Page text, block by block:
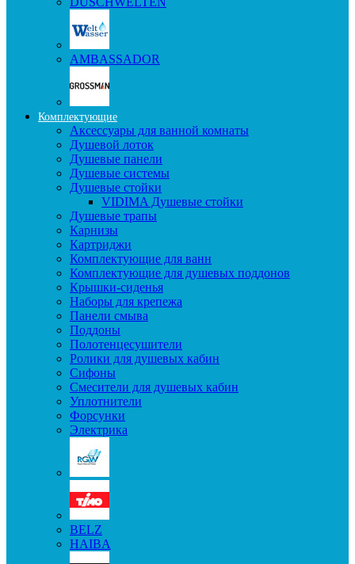
AMBASSADOR
Комплектующие
Аксессуары для ванной комнаты
Душевой лоток
Душевые панели
Душевые системы
Душевые стойки
VIDIMA Душевые стойки
Душевые трапы
Карнизы
Картриджи
Комплектующие для ванн
Комплектующие для душевых поддонов
Крышки-сиденья
Наборы для крепежа
Панели смыва
Поддоны
Полотенцесушители
Ролики для душевых кабин
Сифоны
Смесители для душевых кабин
Уплотнители
Форсунки
Электрика
BELZ
HAIBA